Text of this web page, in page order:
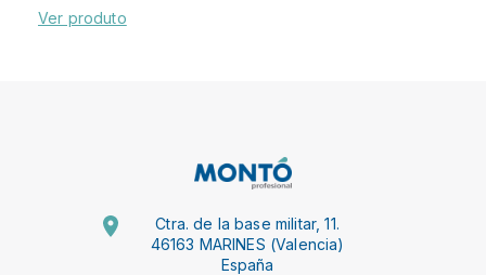
Ver produto
Ctra. de la base militar, 11.
46163 MARINES (Valencia)
España